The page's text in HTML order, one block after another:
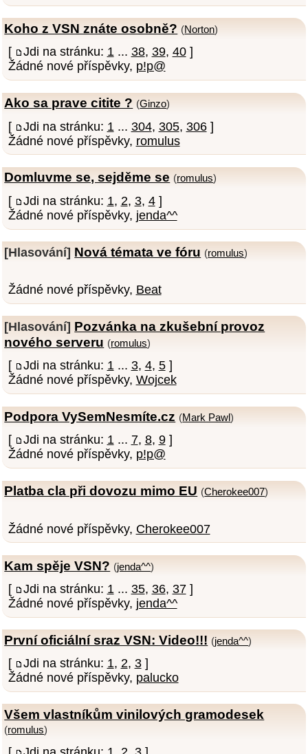
Koho z VSN znáte osobně? (Norton)
[ Jdi na stránku: 1... 38, 39, 40]
Žádné nové příspěvky, p!p@
Ako sa prave citite ? (Ginzo)
[ Jdi na stránku: 1 ... 304, 305, 306]
Žádné nové příspěvky, romulus
Domluvme se, sejděme se (romulus)
[ Jdi na stránku: 1, 2, 3, 4]
Žádné nové příspěvky, jenda^^
[Hlasování] Nová témata ve fóru (romulus)
Žádné nové příspěvky, Beat
[Hlasování] Pozvánka na zkušební provoz
nového serveru (romulus)
[ Jdi na stránku: 1... 3, 4, 5]
Žádné nové příspěvky, Wojcek
Podpora VySemNesmíte.cz (Mark Pawl)
[ Jdi na stránku: 1... 7, 8, 9]
Žádné nové příspěvky, p!p@
Platba cla při dovozu mimo EU (Cherokee007)
Žádné nové příspěvky, Cherokee007
Kam spěje VSN? (jenda^^)
[ Jdi na stránku: 1 ... 35, 36, 37]
Žádné nové příspěvky, jenda^^
První oficiální sraz VSN: Video!!! (jenda^^)
[ Jdi na stránku: 1, 2, 3]
Žádné nové příspěvky, palucko
Všem vlastníkům vinilových gramodesek
(romulus)